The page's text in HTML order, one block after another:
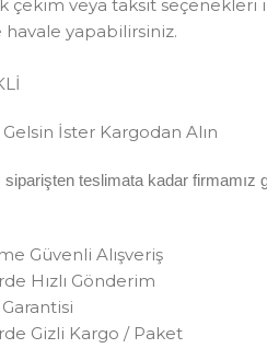
çekim veya taksit seçenekleri
havale yapabilirsiniz.
Gelsin İster Kargodan Alın
teslimata kadar firmamız
Güvenli Alışveriş
Hızlı Gönderim
Gizli Kargo / Paket